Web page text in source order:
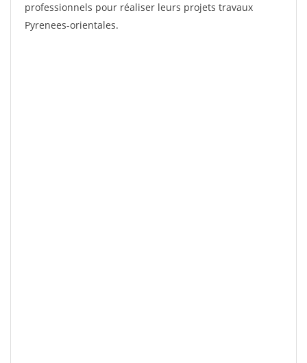
professionnels pour réaliser leurs projets travaux
Pyrenees-orientales.